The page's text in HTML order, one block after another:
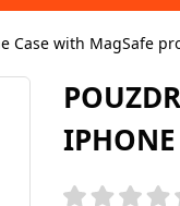
Case with MagSafe